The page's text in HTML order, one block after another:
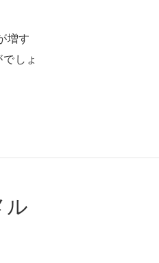
増す
しょ
ル